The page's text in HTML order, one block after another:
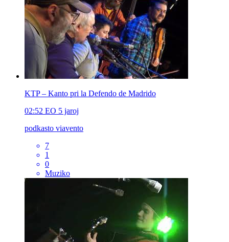
KTP – Kanto pri la Defendo de Madrido
02:52 EO 5 jaroj
podkasto viavento
7
1
0
Muziko